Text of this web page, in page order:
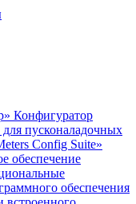
Конфигуратор
пусконаладочных
Config Suite»
обеспечение
обеспечения